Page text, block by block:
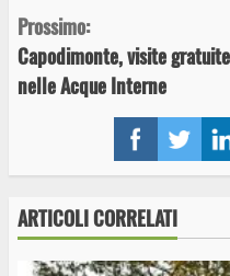
Facebook
Prossimo:
Capodimonte, visite
nelle Acque Interne
ARTICOLI CORRELATI